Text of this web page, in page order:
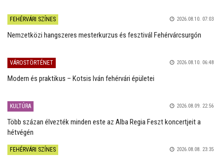
FEHÉRVÁRI SZÍNES 2026.08.10. 07:03
Nemzetközi hangszeres mesterkurzus és fesztivál Fehérvárcsurgón
VÁROSTÖRTÉNET 2026.08.10. 06:48
Modern és praktikus – Kotsis Iván fehérvári épületei
KULTÚRA 2026.08.09. 22:56
Több százan élvezték minden este az Alba Regia Feszt koncertjeit a
hétvégén
FEHÉRVÁRI SZÍNES 2026.08.08. 23:35